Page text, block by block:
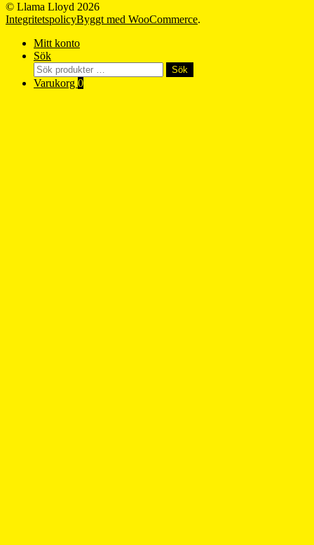
© Llama Lloyd 2026
IntegritetspolicyByggt med WooCommerce.
Mitt konto
Sök
Sök
efter:
Sök
Varukorg 0